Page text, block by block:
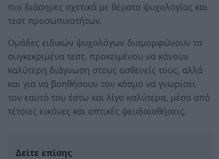
πιο διάσημες σχετικά με θέματα ψυχολογίας και
τεστ προσωπικοτήτων.
Ομάδες ειδικών ψυχολόγων διαμορφώνουν τα
συγκεκριμένα τεστ, προκειμένου να κάνουν
καλύτερη διάγνωση στους ασθενείς τους, αλλά
και για να βοηθήσουν τον κόσμο να γνωρίσει
τον εαυτό του έστω και λίγο καλύτερα, μέσα από
τέτοιες εικόνες και οπτικές ψευδαισθήσεις.
Δείτε επίσης